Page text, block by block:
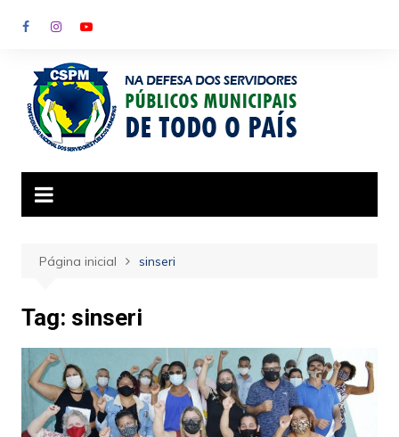
para
conteúdo
Página inicial sinseri
Tag: sinseri